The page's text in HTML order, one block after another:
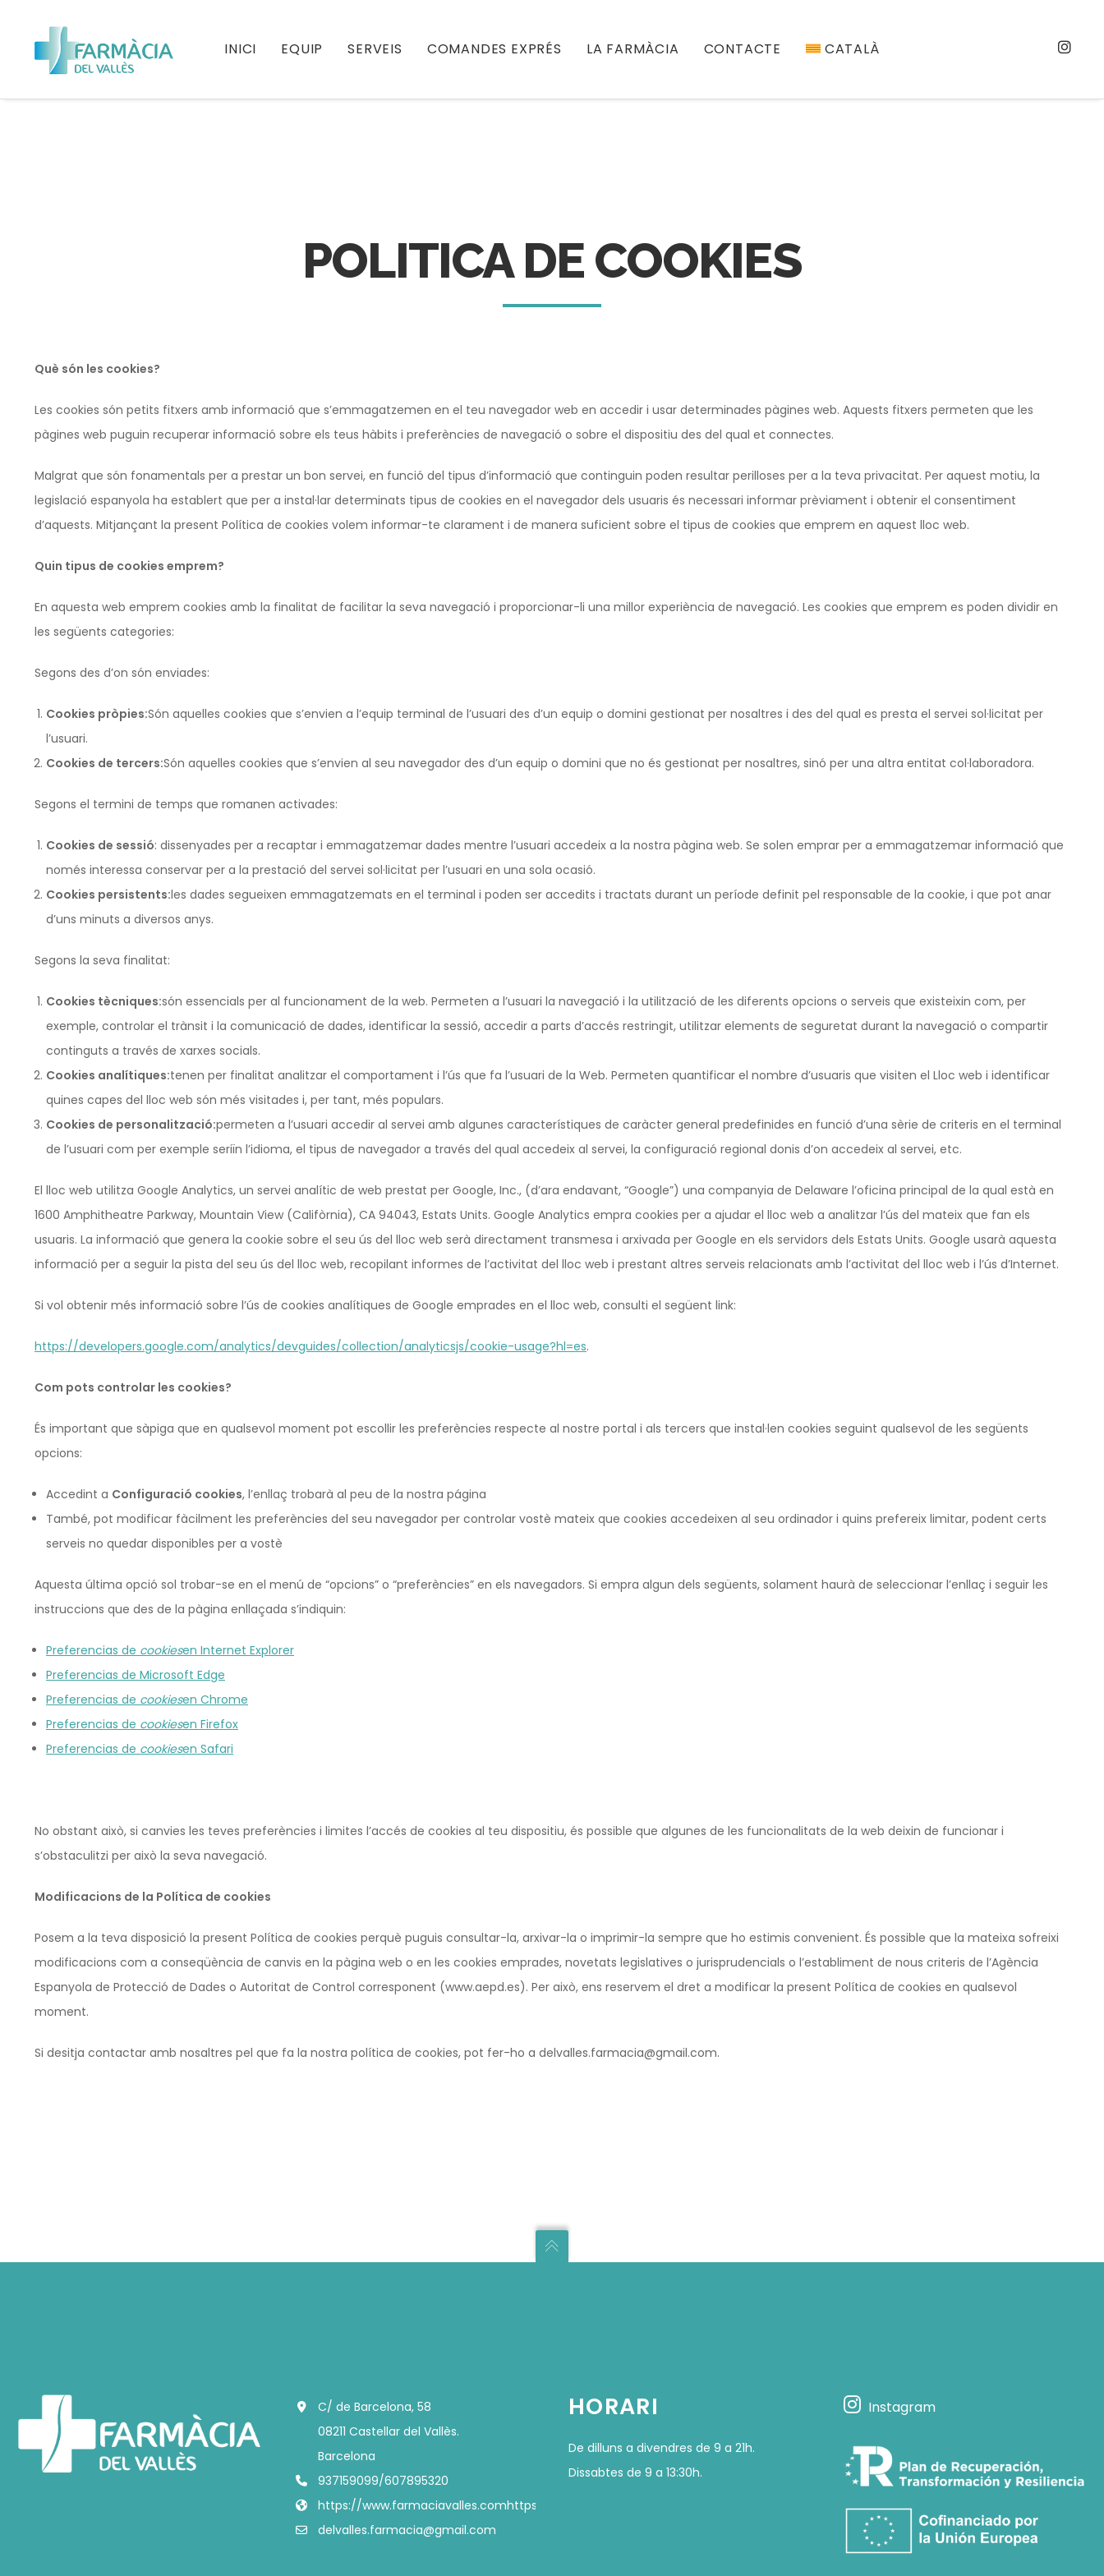
INICI EQUIP SERVEIS COMANDES EXPRÉS LA FARMÀCIA CONTACTE CATALÀ
POLITICA DE COOKIES
Què són les cookies?
Les cookies són petits fitxers amb informació que s’emmagatzemen en el teu navegador web en accedir i usar determinades pàgines web. Aquests fitxers permeten que les
pàgines web puguin recuperar informació sobre els teus hàbits i preferències de navegació o sobre el dispositiu des del qual et connectes.
Malgrat que són fonamentals per a prestar un bon servei, en funció del tipus d’informació que continguin poden resultar perilloses per a la teva privacitat. Per aquest motiu, la
legislació espanyola ha establert que per a instal·lar determinats tipus de cookies en el navegador dels usuaris és necessari informar prèviament i obtenir el consentiment
d’aquests. Mitjançant la present Política de cookies volem informar-te clarament i de manera suficient sobre el tipus de cookies que emprem en aquest lloc web.
Quin tipus de cookies emprem?
En aquesta web emprem cookies amb la finalitat de facilitar la seva navegació i proporcionar-li una millor experiència de navegació. Les cookies que emprem es poden dividir en
les següents categories:
Segons des d’on són enviades:
Cookies pròpies:Són aquelles cookies que s’envien a l’equip terminal de l’usuari des d’un equip o domini gestionat per nosaltres i des del qual es presta el servei sol·licitat per
l’usuari.
Cookies de tercers:Són aquelles cookies que s’envien al seu navegador des d’un equip o domini que no és gestionat per nosaltres, sinó per una altra entitat col·laboradora.
Segons el termini de temps que romanen activades:
Cookies de sessió: dissenyades per a recaptar i emmagatzemar dades mentre l’usuari accedeix a la nostra pàgina web. Se solen emprar per a emmagatzemar informació que
només interessa conservar per a la prestació del servei sol·licitat per l’usuari en una sola ocasió.
Cookies persistents:les dades segueixen emmagatzemats en el terminal i poden ser accedits i tractats durant un període definit pel responsable de la cookie, i que pot anar
d’uns minuts a diversos anys.
Segons la seva finalitat:
Cookies tècniques:són essencials per al funcionament de la web. Permeten a l’usuari la navegació i la utilització de les diferents opcions o serveis que existeixin com, per
exemple, controlar el trànsit i la comunicació de dades, identificar la sessió, accedir a parts d’accés restringit, utilitzar elements de seguretat durant la navegació o compartir
continguts a través de xarxes socials.
Cookies analítiques:tenen per finalitat analitzar el comportament i l’ús que fa l’usuari de la Web. Permeten quantificar el nombre d’usuaris que visiten el Lloc web i identificar
quines capes del lloc web són més visitades i, per tant, més populars.
Cookies de personalització:permeten a l’usuari accedir al servei amb algunes característiques de caràcter general predefinides en funció d’una sèrie de criteris en el terminal
de l’usuari com per exemple seriïn l’idioma, el tipus de navegador a través del qual accedeix al servei, la configuració regional donis d’on accedeix al servei, etc.
El lloc web utilitza Google Analytics, un servei analític de web prestat per Google, Inc., (d’ara endavant, “Google”) una companyia de Delaware l’oficina principal de la qual està en
1600 Amphitheatre Parkway, Mountain View (Califòrnia), CA 94043, Estats Units. Google Analytics empra cookies per a ajudar el lloc web a analitzar l’ús del mateix que fan els
usuaris. La informació que genera la cookie sobre el seu ús del lloc web serà directament transmesa i arxivada per Google en els servidors dels Estats Units. Google usarà aquesta
informació per a seguir la pista del seu ús del lloc web, recopilant informes de l’activitat del lloc web i prestant altres serveis relacionats amb l’activitat del lloc web i l’ús d’Internet.
Si vol obtenir més informació sobre l’ús de cookies analítiques de Google emprades en el lloc web, consulti el següent link:
https://developers.google.com/analytics/devguides/collection/analyticsjs/cookie-usage?hl=es.
Com pots controlar les cookies?
És important que sàpiga que en qualsevol moment pot escollir les preferències respecte al nostre portal i als tercers que instal·len cookies seguint qualsevol de les següents
opcions:
Accedint a Configuració cookies, l’enllaç trobarà al peu de la nostra página
També, pot modificar fàcilment les preferències del seu navegador per controlar vostè mateix que cookies accedeixen al seu ordinador i quins prefereix limitar, podent certs
serveis no quedar disponibles per a vostè
Aquesta última opció sol trobar-se en el menú de “opcions” o “preferències” en els navegadors. Si empra algun dels següents, solament haurà de seleccionar l’enllaç i seguir les
instruccions que des de la pàgina enllaçada s’indiquin:
Preferencias de cookiesen Internet Explorer
Preferencias de Microsoft Edge
Preferencias de cookiesen Chrome
Preferencias de cookiesen Firefox
Preferencias de cookiesen Safari
No obstant això, si canvies les teves preferències i limites l’accés de cookies al teu dispositiu, és possible que algunes de les funcionalitats de la web deixin de funcionar i
s’obstaculitzi per això la seva navegació.
Modificacions de la Política de cookies
Posem a la teva disposició la present Política de cookies perquè puguis consultar-la, arxivar-la o imprimir-la sempre que ho estimis convenient. És possible que la mateixa sofreixi
modificacions com a conseqüència de canvis en la pàgina web o en les cookies emprades, novetats legislatives o jurisprudencials o l’establiment de nous criteris de l’Agència
Espanyola de Protecció de Dades o Autoritat de Control corresponent (www.aepd.es). Per això, ens reservem el dret a modificar la present Política de cookies en qualsevol
moment.
Si desitja contactar amb nosaltres pel que fa la nostra política de cookies, pot fer-ho a delvalles.farmacia@gmail.com.
C/ de Barcelona, 58
08211 Castellar del Vallès.
Barcelona
937159099/607895320
https://www.farmaciavalles.comhttps://www.farmaciavalles.com
delvalles.farmacia@gmail.com
HORARI
De dilluns a divendres de 9 a 21h.
Dissabtes de 9 a 13:30h.
Instagram